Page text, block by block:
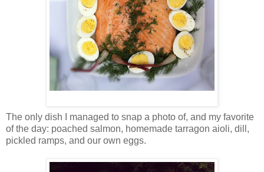
The only dish I managed to snap a photo of, and my favorite
of the day: poached salmon, homemade tarragon aioli, dill,
pickled ramps, and our own eggs.